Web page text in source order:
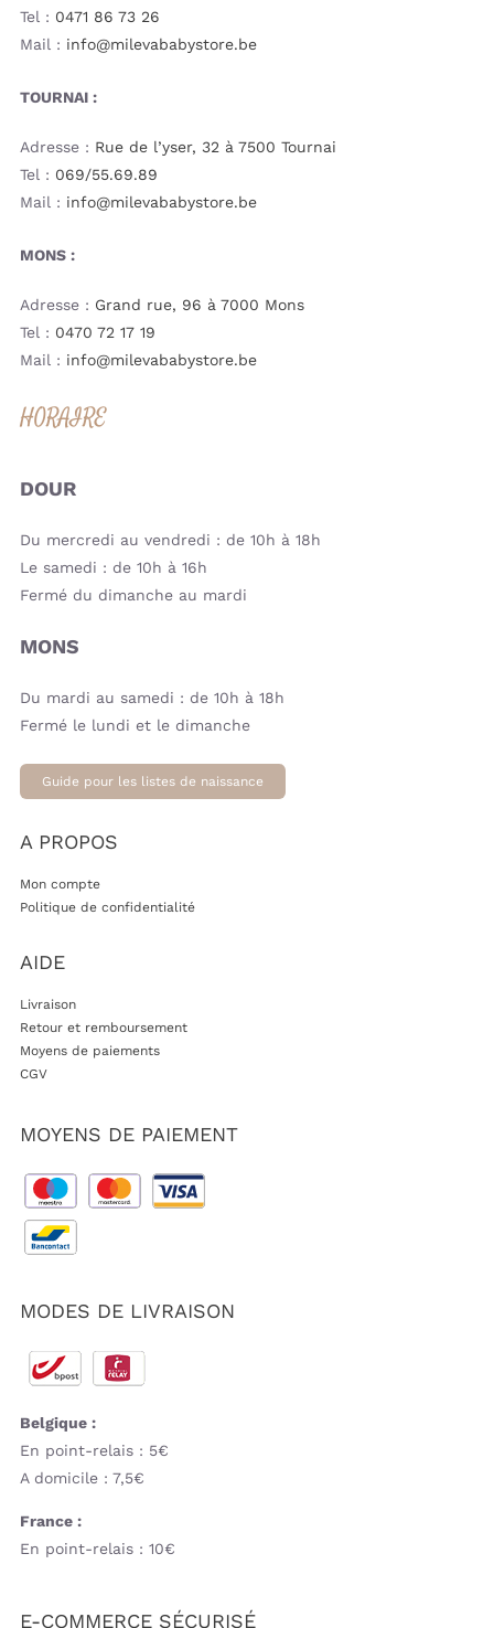
Tel : 0471 86 73 26
Mail : info@milevababystore.be
TOURNAI :
Adresse : Rue de l’yser, 32 à 7500 Tournai
Tel : 069/55.69.89
Mail : info@milevababystore.be
MONS :
Adresse : Grand rue, 96 à 7000 Mons
Tel : 0470 72 17 19
Mail : info@milevababystore.be
HORAIRE
DOUR
Du mercredi au vendredi : de 10h à 18h
Le samedi : de 10h à 16h
Fermé du dimanche au mardi
MONS
Du mardi au samedi : de 10h à 18h
Fermé le lundi et le dimanche
Guide pour les listes de naissance
A PROPOS
Mon compte
Politique de confidentialité
AIDE
Livraison
Retour et remboursement
Moyens de paiements
CGV
MOYENS DE PAIEMENT
MODES DE LIVRAISON
Belgique :
En point-relais : 5€
A domicile : 7,5€
France :
En point-relais : 10€
E-COMMERCE SÉCURISÉ